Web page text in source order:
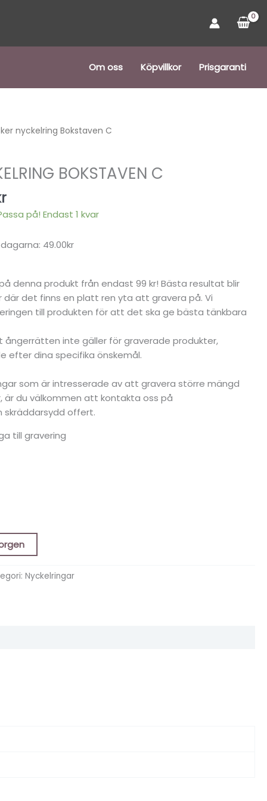
Om oss Köpvillkor Prisgaranti
nyckelring Bokstaven C
BOKSTAVEN C
Det
är:
på! Endast 1 kvar
49.00kr
denna produkt från endast 99 kr! Bästa resultat blir
det finns en platt ren yta att gravera på. Vi
till produkten för att det ska ge bästa tänkbara
inte gäller för graverade produkter,
efter dina specifika önskemål.
som är intresserade av att gravera större mängd
är du välkommen att kontakta oss på
skräddarsydd offert.
till gravering
Nyckelringar